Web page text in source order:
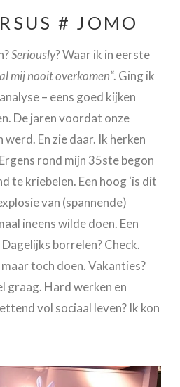
# JOMO
Seriously? Waar ik in eerste
mij nooit overkomen“. Ging ik
– eens goed kijken
De jaren voordat onze
En zie daar. Ik herken
rond mijn 35ste begon
te kriebelen. Een hoog ‘is dit
van (spannende)
ineens wilde doen. Een
Dagelijks borrelen? Check.
toch doen. Vakanties?
graag. Hard werken en
vol sociaal leven? Ik kon